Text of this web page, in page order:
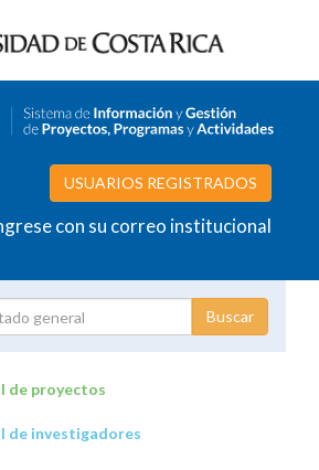
USUARIOS REGISTRADOS
con su correo institucional
investigación
de proyectos
de investigadores